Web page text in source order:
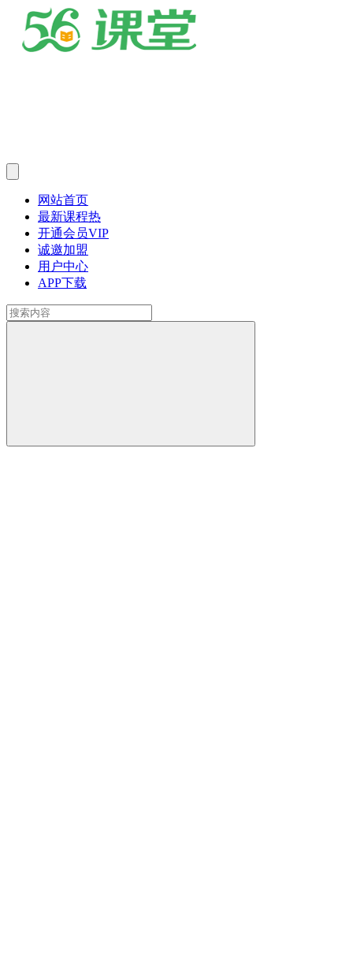
网站首页
最新课程热
开通会员VIP
诚邀加盟
用户中心
APP下载